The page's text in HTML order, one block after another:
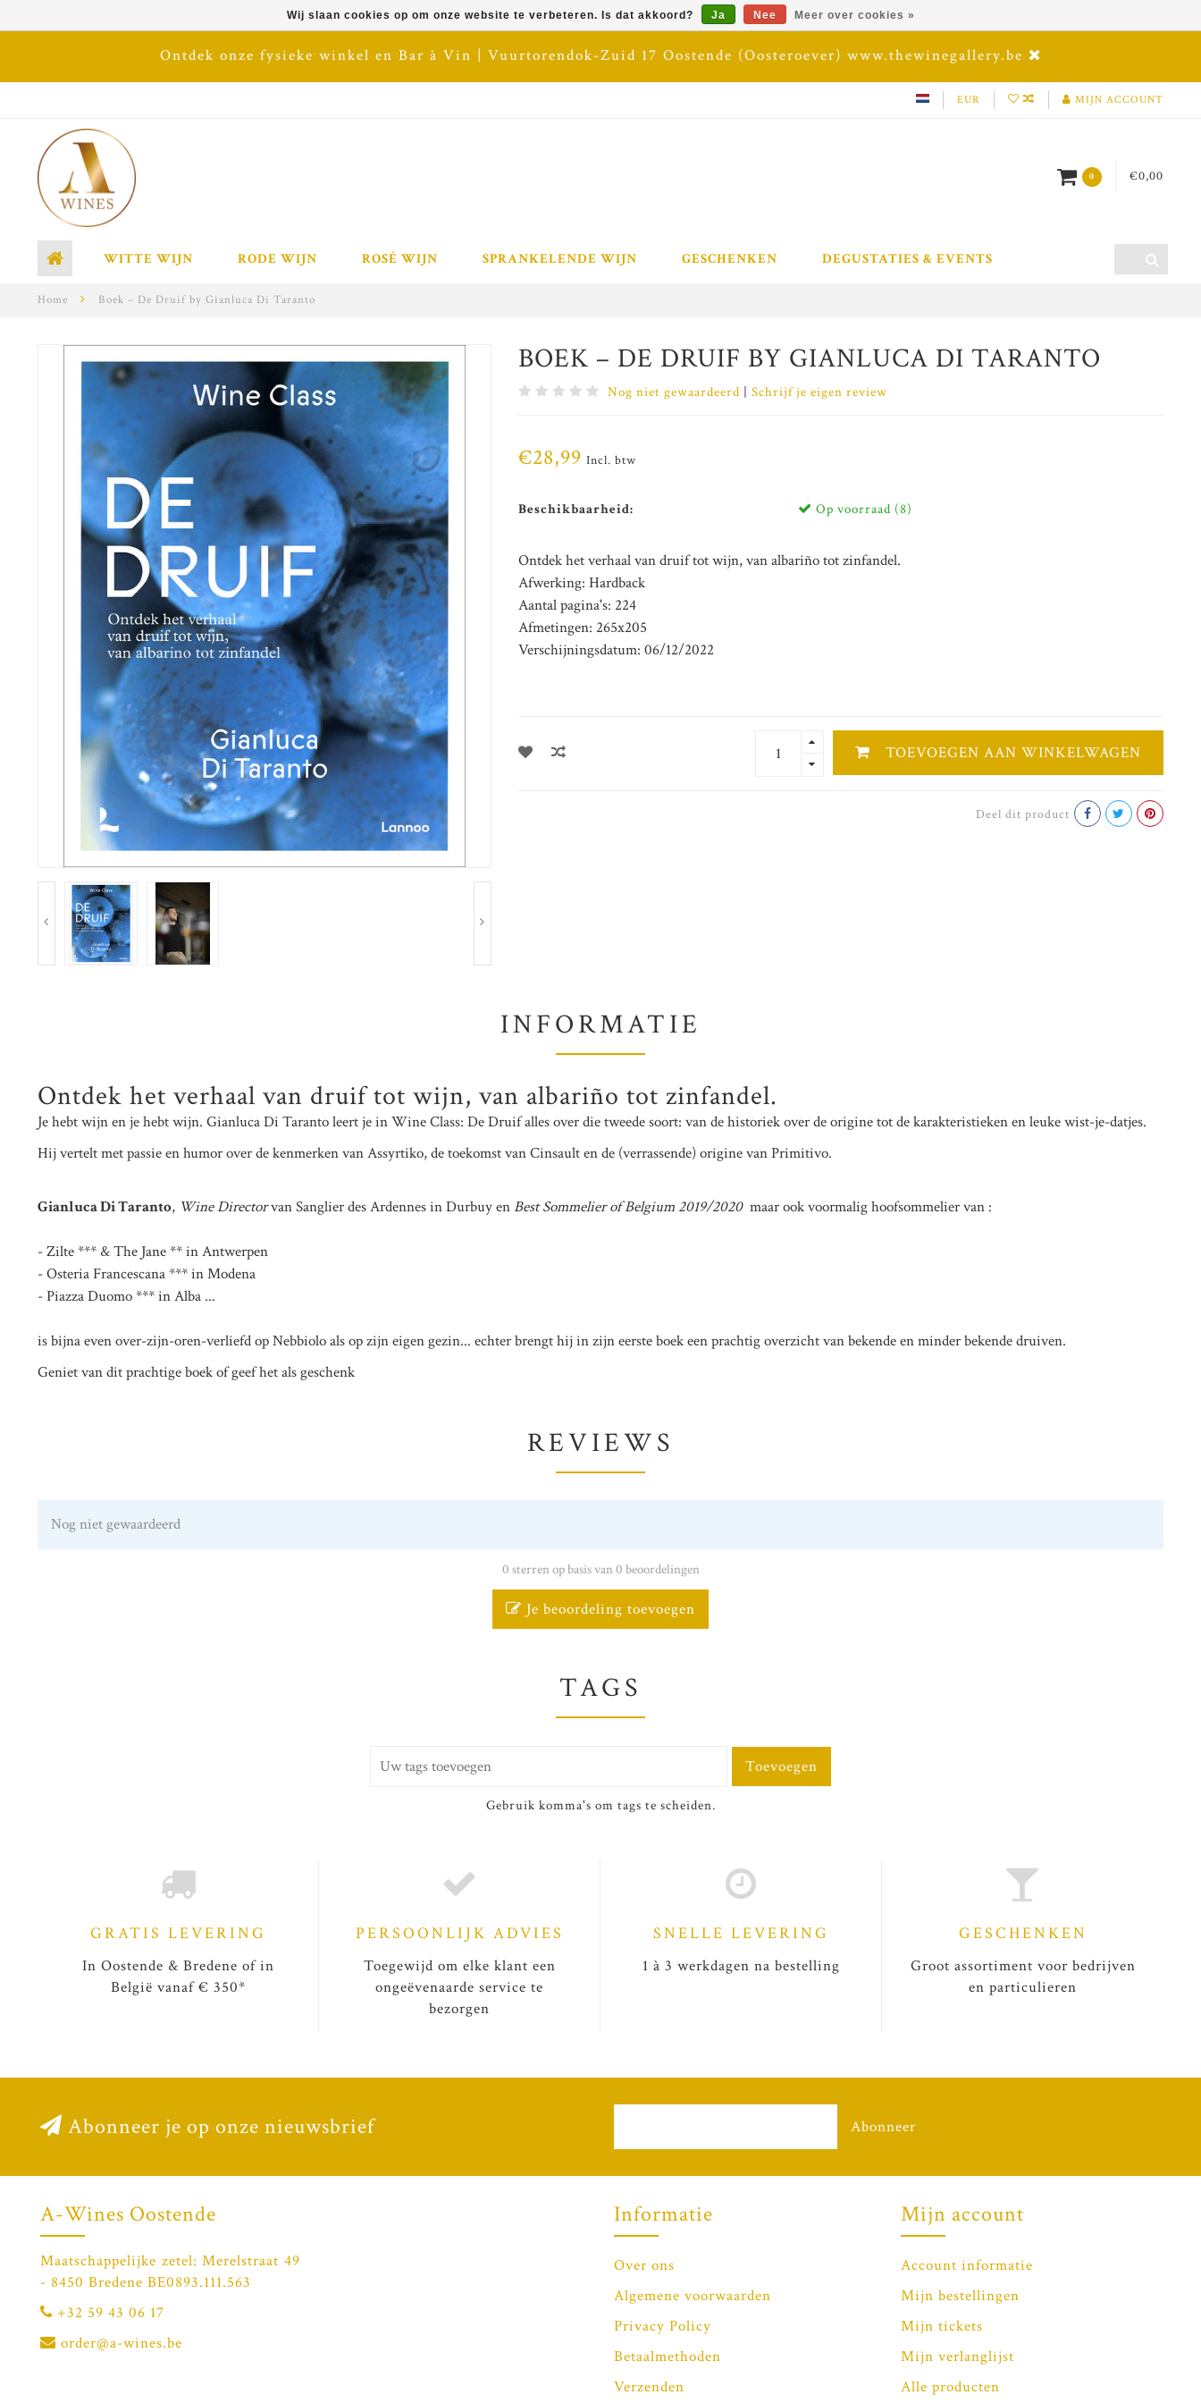
Ontdek onze fysieke winkel en Bar à Vin | Vuurtorendok-Zuid 17 Oostende (Oosteroever) www.thewinegallery.be
EUR MIJN ACCOUNT
0 €0,00
WITTE WIJN RODE WIJN ROSÉ WIJN SPRANKELENDE WIJN GESCHENKEN DEGUSTATIES & EVENTS
Home Boek – De Druif by Gianluca Di Taranto
BOEK – DE DRUIF BY GIANLUCA DI TARANTO
Nog niet gewaardeerd | Schrijf je eigen review
€28,99 Incl. btw
Beschikbaarheid: Op voorraad (8)
Ontdek het verhaal van druif tot wijn, van albariño tot zinfandel.
Afwerking: Hardback
Aantal pagina's: 224
Afmetingen: 265x205
Verschijningsdatum: 06/12/2022
TOEVOEGEN AAN WINKELWAGEN
Deel dit product
INFORMATIE
Ontdek het verhaal van druif tot wijn, van albariño tot zinfandel.
Je hebt wijn en je hebt wijn. Gianluca Di Taranto leert je in Wine Class: De Druif alles over die tweede soort: van de historiek over de origine tot de karakteristieken en leuke wist-je-datjes.
Hij vertelt met passie en humor over de kenmerken van Assyrtiko, de toekomst van Cinsault en de (verrassende) origine van Primitivo.
Gianluca Di Taranto, Wine Directorvan Sanglier des Ardennes in Durbuy enBest Sommelier of Belgium 2019/2020maar ook voormalig hoofsommelier van :
- Zilte *** & The Jane ** in Antwerpen
- Osteria Francescana *** in Modena
- Piazza Duomo *** in Alba ...
is bijna even over-zijn-oren-verliefd op Nebbiolo als op zijn eigen gezin... echter brengt hij in zijn eerste boek een prachtig overzicht van bekende en minder bekende druiven.
Geniet van dit prachtige boek of geef het als geschenk
REVIEWS
Nog niet gewaardeerd
0 sterren op basis van 0 beoordelingen
Je beoordeling toevoegen
TAGS
Toevoegen
Gebruik komma's om tags te scheiden.
Wij slaan cookies op om onze website te verbeteren. Is dat akkoord? Ja Nee Meer over cookies »
GRATIS LEVERING
In Oostende & Bredene of in
België vanaf € 350*
PERSOONLIJK ADVIES
Toegewijd om elke klant een
ongeëvenaarde service te
bezorgen
SNELLE LEVERING
1 à 3 werkdagen na bestelling
GESCHENKEN
Groot assortiment voor bedrijven
en particulieren
Abonneer je op onze nieuwsbrief Abonneer
A-Wines Oostende
Maatschappelijke zetel: Merelstraat 49
- 8450 Bredene BE0893.111.563
+32 59 43 06 17
order@a-wines.be
Informatie
Over ons
Algemene voorwaarden
Privacy Policy
Betaalmethoden
Verzenden
Mijn account
Account informatie
Mijn bestellingen
Mijn tickets
Mijn verlanglijst
Alle producten